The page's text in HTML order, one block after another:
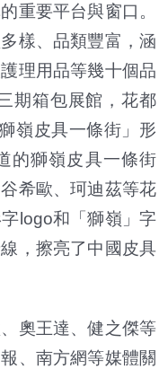
重要平台與窗口。
樣、品類豐富，涵
理用品等幾十個品
期箱包展館，花都
嶺皮具一條街」形
的獅嶺皮具一條街
希歐、珂迪茲等花
logo和「獅嶺」字
，擦亮了中國皮具
奧王達、健之傑等
、南方網等媒體關